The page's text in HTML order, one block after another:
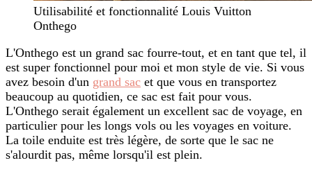
Utilisabilité et fonctionnalité Louis Vuitton
Onthego
L'Onthego est un grand sac fourre-tout, et en tant que tel, il
est super fonctionnel pour moi et mon style de vie. Si vous
avez besoin d'un grand sac et que vous en transportez
beaucoup au quotidien, ce sac est fait pour vous.
L'Onthego serait également un excellent sac de voyage, en
particulier pour les longs vols ou les voyages en voiture.
La toile enduite est très légère, de sorte que le sac ne
s'alourdit pas, même lorsqu'il est plein.